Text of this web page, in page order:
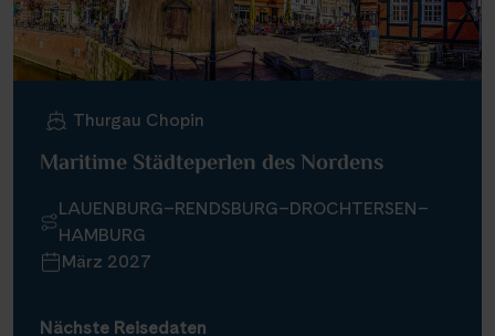
Thurgau Chopin
Maritime Städteperlen des Nordens
LAUENBURG–RENDSBURG–DROCHTERSEN–
HAMBURG
März 2027
Nächste Reisedaten